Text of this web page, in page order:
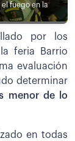
el fuego en la
por los
feria Barrio
evaluación
determinar
menor de lo
en todas